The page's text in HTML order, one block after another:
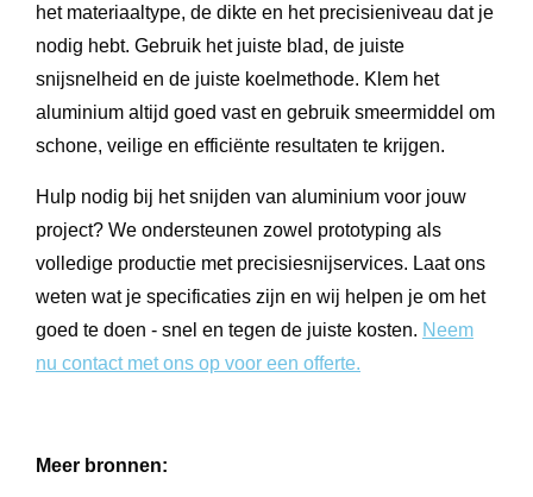
het materiaaltype, de dikte en het precisieniveau dat je
nodig hebt. Gebruik het juiste blad, de juiste
snijsnelheid en de juiste koelmethode. Klem het
aluminium altijd goed vast en gebruik smeermiddel om
schone, veilige en efficiënte resultaten te krijgen.
Hulp nodig bij het snijden van aluminium voor jouw
project? We ondersteunen zowel prototyping als
volledige productie met precisiesnijservices. Laat ons
weten wat je specificaties zijn en wij helpen je om het
goed te doen - snel en tegen de juiste kosten. Neem
nu contact met ons op voor een offerte.
Meer bronnen: